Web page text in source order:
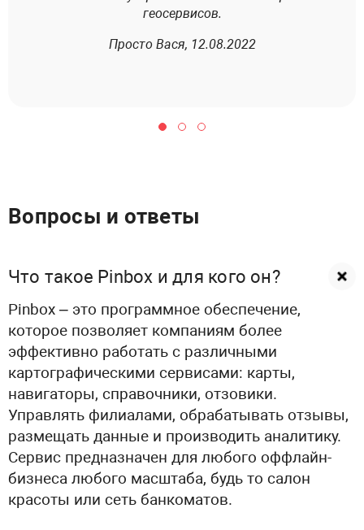
геосервисов.
Просто Вася, 12.08.2022
Вопросы и ответы
Что такое Pinbox и для кого он?
Pinbox – это программное обеспечение,
которое позволяет компаниям более
эффективно работать с различными
картографическими сервисами: карты,
навигаторы, справочники, отзовики.
Управлять филиалами, обрабатывать отзывы,
размещать данные и производить аналитику.
Сервис предназначен для любого оффлайн-
бизнеса любого масштаба, будь то салон
красоты или сеть банкоматов.